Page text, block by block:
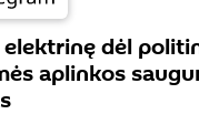
dėl
aplinkos